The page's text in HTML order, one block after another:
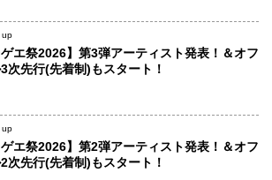
up
ゲエ祭2026】第3弾アーティスト発表！＆オフ
次先行(先着制)もスタート！
up
ゲエ祭2026】第2弾アーティスト発表！＆オフ
次先行(先着制)もスタート！